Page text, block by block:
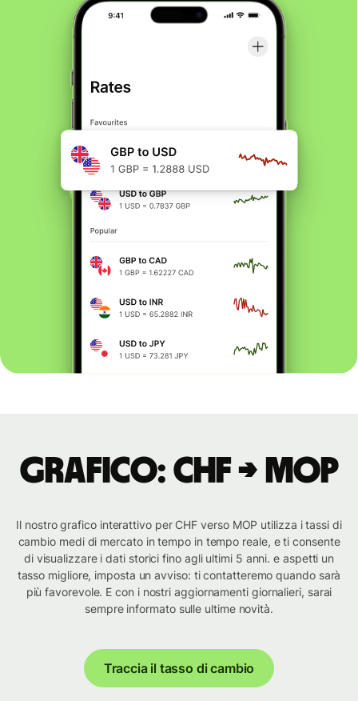
Grafico: CHF → MOP
Il nostro grafico interattivo per CHF verso MOP utilizza i tassi di
cambio medi di mercato in tempo in tempo reale, e ti consente
di visualizzare i dati storici fino agli ultimi 5 anni. e aspetti un
tasso migliore, imposta un avviso: ti contatteremo quando sarà
più favorevole. E con i nostri aggiornamenti giornalieri, sarai
sempre informato sulle ultime novità.
Traccia il tasso di cambio